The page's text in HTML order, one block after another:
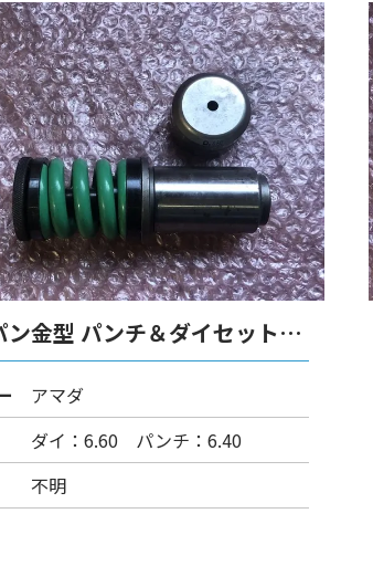
ン金型 パンチ＆ダイセット
ート）
アマダ
ダイ：6.60 パンチ：6.40
不明